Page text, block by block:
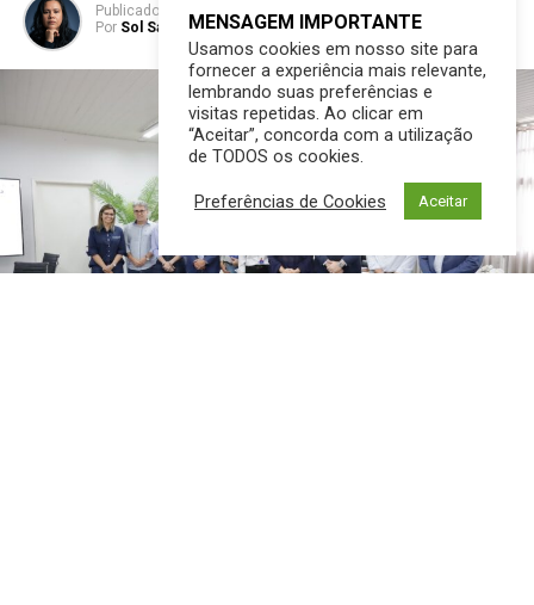
Publicado
Por Sol Santandher/ Cesar ferreira
MENSAGEM IMPORTANTE
Usamos cookies em nosso site para
fornecer a experiência mais relevante,
lembrando suas preferências e
visitas repetidas. Ao clicar em
“Aceitar”, concorda com a utilização
de TODOS os cookies.
Preferências de Cookies Aceitar